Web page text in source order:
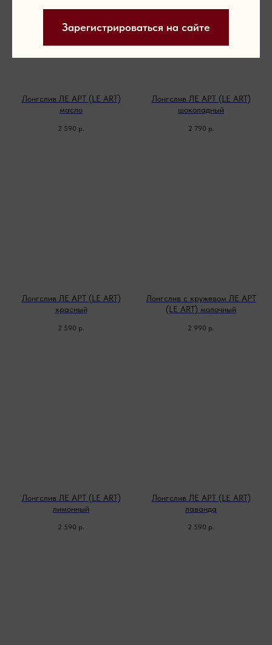
Зарегистрироваться на сайте
Лонгслив ЛЕ АРТ (LE ART)
масло
2 590 р.
Лонгслив ЛЕ АРТ (LE ART)
шоколадный
2 790 р.
Лонгслив ЛЕ АРТ (LE ART)
красный
2 590 р.
Лонгслив с кружевом ЛЕ АРТ
(LE ART) молочный
2 990 р.
Лонгслив ЛЕ АРТ (LE ART)
лимонный
2 590 р.
Лонгслив ЛЕ АРТ (LE ART)
лаванда
2 590 р.